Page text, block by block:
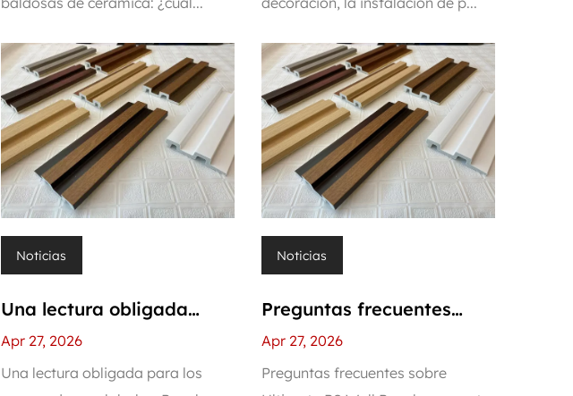
adecuado para su pared?
puede aprenderlo en
medio día
Noticias
Una lectura obligada
para los compradores
globales: Paneles de
Apr 27, 2026
Una lectura obligada para los
Noticias
Preguntas frecuentes
sobre Ultimate PS Wall
Panel: respuestas a las 12
Apr 27, 2026
Preguntas frecuentes sobre